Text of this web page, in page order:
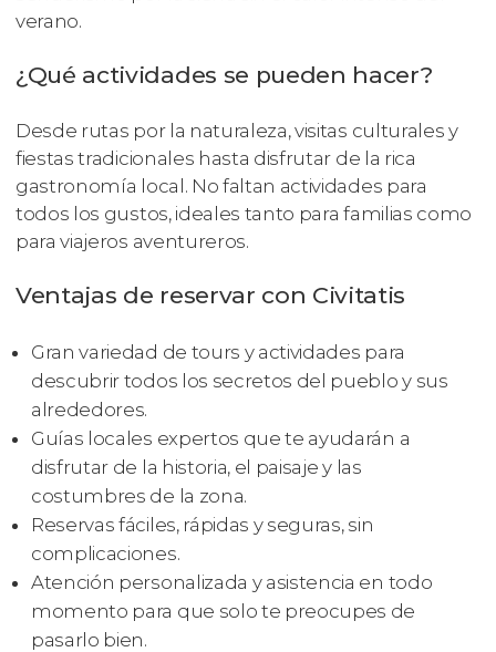
verano.
¿Qué actividades se pueden hacer?
Desde rutas por la naturaleza, visitas culturales y
fiestas tradicionales hasta disfrutar de la rica
gastronomía local. No faltan actividades para
todos los gustos, ideales tanto para familias como
para viajeros aventureros.
Ventajas de reservar con Civitatis
Gran variedad de tours y actividades para
descubrir todos los secretos del pueblo y sus
alrededores.
Guías locales expertos que te ayudarán a
disfrutar de la historia, el paisaje y las
costumbres de la zona.
Reservas fáciles, rápidas y seguras, sin
complicaciones.
Atención personalizada y asistencia en todo
momento para que solo te preocupes de
pasarlo bien.